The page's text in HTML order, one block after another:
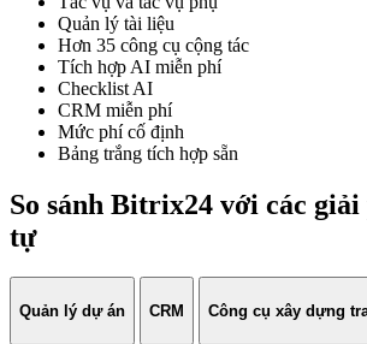
Quản lý tài liệu
Hơn 35 công cụ cộng tác
Tích hợp AI miễn phí
Checklist AI
CRM miễn phí
Mức phí cố định
Bảng trắng tích hợp sẵn
So sánh Bitrix24 với các
tự
Quản lý dự án CRM Công cụ xây dựng